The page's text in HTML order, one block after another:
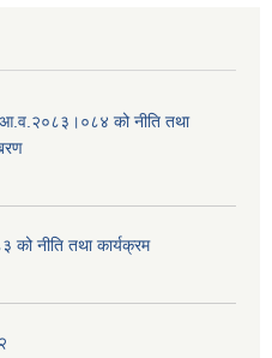
को नीति तथा
नीति तथा कार्यक्रम